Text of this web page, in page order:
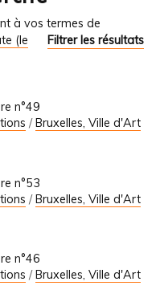
à vos termes de
Filtrer les résultats
(le
n°49
/Bruxelles, Ville d'Art
n°53
/Bruxelles, Ville d'Art
n°46
/Bruxelles, Ville d'Art